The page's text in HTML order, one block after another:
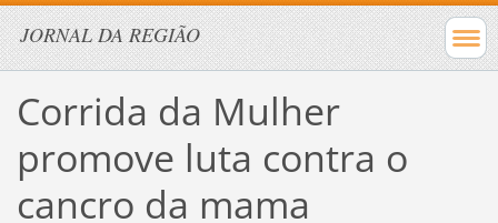
JORNAL DA REGIÃO
Corrida da Mulher
promove luta contra o
cancro da mama